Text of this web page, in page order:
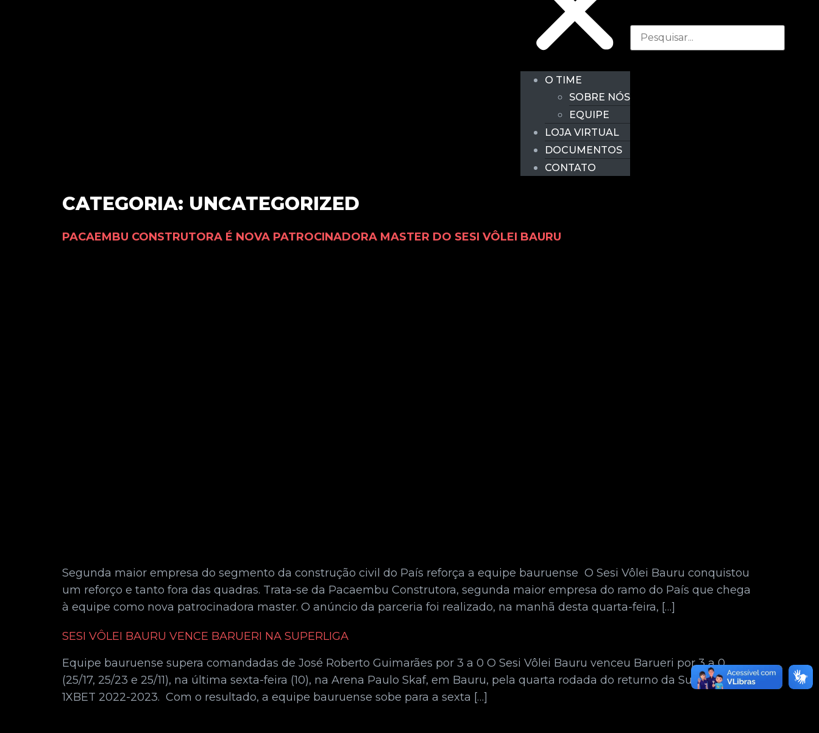
O TIME
SOBRE NÓS
EQUIPE
LOJA VIRTUAL
DOCUMENTOS
CONTATO
CATEGORIA: UNCATEGORIZED
PACAEMBU CONSTRUTORA É NOVA PATROCINADORA MASTER DO SESI VÔLEI BAURU
Segunda maior empresa do segmento da construção civil do País reforça a equipe bauruense O Sesi Vôlei Bauru conquistou
um reforço e tanto fora das quadras. Trata-se da Pacaembu Construtora, segunda maior empresa do ramo do País que chega
à equipe como nova patrocinadora master. O anúncio da parceria foi realizado, na manhã desta quarta-feira, […]
SESI VÔLEI BAURU VENCE BARUERI NA SUPERLIGA
Equipe bauruense supera comandadas de José Roberto Guimarães por 3 a 0 O Sesi Vôlei Bauru venceu Barueri por 3 a 0
(25/17, 25/23 e 25/11), na última sexta-feira (10), na Arena Paulo Skaf, em Bauru, pela quarta rodada do returno da Superliga
1XBET 2022-2023. Com o resultado, a equipe bauruense sobe para a sexta […]